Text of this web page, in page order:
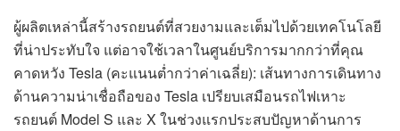
ผู้ผลิตเหล่านี้สร้างรถยนต์ที่สวยงามและเต็มไปด้วยเทคโนโลยี
ที่น่าประทับใจ แต่อาจใช้เวลาในศูนย์บริการมากกว่าที่คุณ
คาดหวัง Tesla (คะแนนต่ำกว่าค่าเฉลี่ย): เส้นทางการเดินทาง
ด้านความน่าเชื่อถือของ Tesla เปรียบเสมือนรถไฟเหาะ
รถยนต์ Model S และ X ในช่วงแรกประสบปัญหาด้านการ